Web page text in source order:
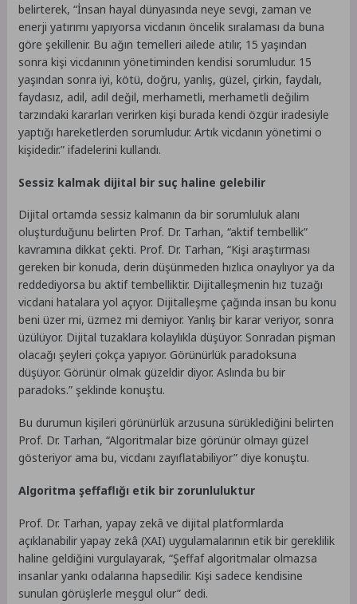
belirterek, “İnsan hayal dünyasında neye sevgi, zaman ve
enerji yatırımı yapıyorsa vicdanın öncelik sıralaması da buna
göre şekillenir. Bu ağın temelleri ailede atılır, 15 yaşından
sonra kişi vicdanının yönetiminden kendisi sorumludur. 15
yaşından sonra iyi, kötü, doğru, yanlış, güzel, çirkin, faydalı,
faydasız, adil, adil değil, merhametli, merhametli değilim
tarzındaki kararları verirken kişi burada kendi özgür iradesiyle
yaptığı hareketlerden sorumludur. Artık vicdanın yönetimi o
kişidedir.” ifadelerini kullandı.
Sessiz kalmak dijital bir suç haline gelebilir
Dijital ortamda sessiz kalmanın da bir sorumluluk alanı
oluşturduğunu belirten Prof. Dr. Tarhan, “aktif tembellik”
kavramına dikkat çekti. Prof. Dr. Tarhan, “Kişi araştırması
gereken bir konuda, derin düşünmeden hızlıca onaylıyor ya da
reddediyorsa bu aktif tembelliktir. Dijitalleşmenin hız tuzağı
vicdani hatalara yol açıyor. Dijitalleşme çağında insan bu konu
beni üzer mi, üzmez mi demiyor. Yanlış bir karar veriyor, sonra
üzülüyor. Dijital tuzaklara kolaylıkla düşüyor. Sonradan pişman
olacağı şeyleri çokça yapıyor. Görünürlük paradoksuna
düşüyor. Görünür olmak güzeldir diyor. Aslında bu bir
paradoks.” şeklinde konuştu.
Bu durumun kişileri görünürlük arzusuna sürüklediğini belirten
Prof. Dr. Tarhan, “Algoritmalar bize görünür olmayı güzel
gösteriyor ama bu, vicdanı zayıflatabiliyor” diye konuştu.
Algoritma şeffaflığı etik bir zorunluluktur
Prof. Dr. Tarhan, yapay zekâ ve dijital platformlarda
açıklanabilir yapay zekâ (XAI) uygulamalarının etik bir gereklilik
haline geldiğini vurgulayarak, “Şeffaf algoritmalar olmazsa
insanlar yankı odalarına hapsedilir. Kişi sadece kendisine
sunulan görüşlerle meşgul olur” dedi.